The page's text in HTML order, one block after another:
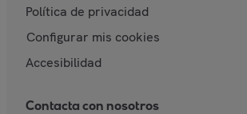
Política de privacidad
Configurar mis cookies
Accesibilidad
Contacta con nosotros